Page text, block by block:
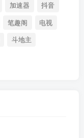
加速器
抖音
笔趣阁
电视
斗地主